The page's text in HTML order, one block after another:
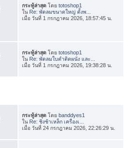
กระทู้ล่าสุด โดยtotoshop1
ใน Re: พัดลมขนาดใหญ่ ตั้งพ...
เมื่อ วันที่ 1 กรกฎาคม 2026, 18:57:45 น.
กระทู้ล่าสุด โดยtotoshop1
ใน Re: พัดลมใบดำติดผนัง และ...
เมื่อ วันที่ 1 กรกฎาคม 2026, 19:38:28 น.
กระทู้ล่าสุด โดยbanddyes1
ใน Re: ชิงช้าเหล็ก เครื่องเ...
เมื่อ วันที่ 24 กรกฎาคม 2026, 22:26:29 น.